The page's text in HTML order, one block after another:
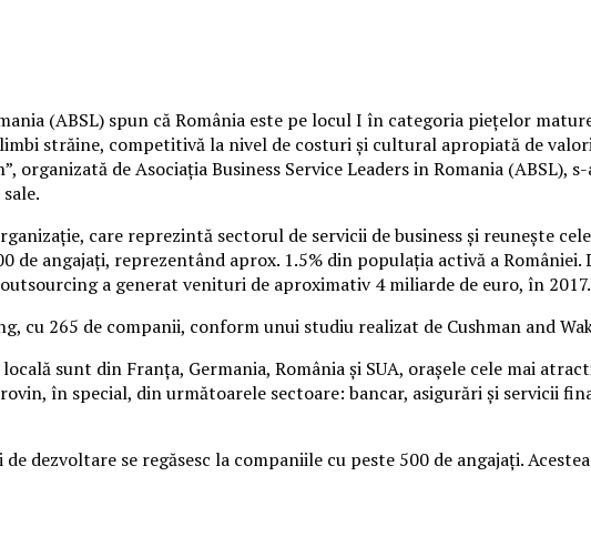
(ABSL) spun că România este pe locul I în categoria pieţelor
străine, competitivă la nivel de costuri şi cultural apropiată de
organizată de Asociaţia Business Service Leaders in Romania
care reprezintă sectorul de servicii de business şi reuneşte
angajaţi, reprezentând aprox. 1.5% din populaţia activă a României.
a generat venituri de aproximativ 4 miliarde de euro, în 2017.
cu 265 de companii, conform unui studiu realizat de Cushman and
sunt din Franţa, Germania, România şi SUA, oraşele cele mai
în special, din următoarele sectoare: bancar, asigurări şi servicii
dezvoltare se regăsesc la companiile cu peste 500 de angajaţi.